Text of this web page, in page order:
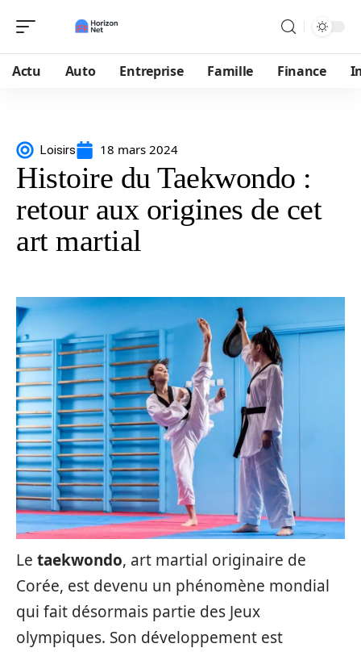
Actu Auto Entreprise Famille Finance
Loisirs 18 mars 2024
Histoire du Taekwondo :
retour aux origines de cet
art martial
Le taekwondo, art martial originaire de
Corée, est devenu un phénomène mondial
qui fait désormais partie des Jeux
olympiques. Son développement est